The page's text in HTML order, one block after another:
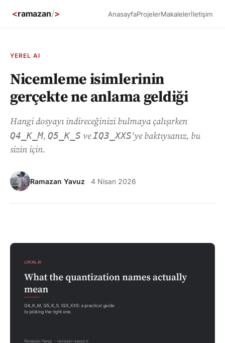
<ramazan/> AnasayfaProjelerMakalelerİletişim
YEREL AI
Nicemleme isimlerinin
gerçekte ne anlama geldiği
Hangi dosyayı indireceğinizi bulmaya çalışırken
Q4_K_M, Q5_K_S veIQ3_XXS'ye baktıysanız, bu
sizin için.
Ramazan Yavuz 4 Nisan 2026